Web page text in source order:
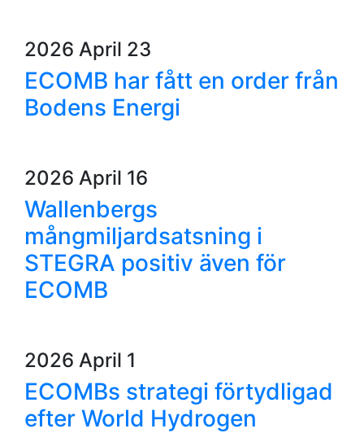
2026 April 23
ECOMB har fått en order från
Bodens Energi
2026 April 16
Wallenbergs
mångmiljardsatsning i
STEGRA positiv även för
ECOMB
2026 April 1
ECOMBs strategi förtydligad
efter World Hydrogen